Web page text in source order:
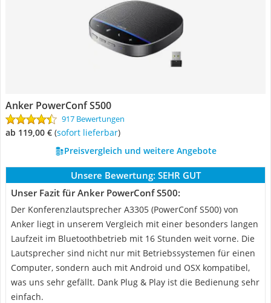
Anker PowerConf S500
917 Bewertungen
ab 119,00 € ( Sofort lieferbar)
Preisvergleich und weitere Angebote
Unsere Bewertung: SEHR GUT
Unser Fazit für Anker PowerConf S500:
Der Konferenzlautsprecher A3305 (PowerConf S500) von
Anker liegt in unserem Vergleich mit einer besonders langen
Laufzeit im Bluetoothbetrieb mit 16 Stunden weit vorne. Die
Lautsprecher sind nicht nur mit Betriebssystemen für einen
Computer, sondern auch mit Android und OSX kompatibel,
was uns sehr gefällt. Dank Plug & Play ist die Bedienung sehr
einfach.